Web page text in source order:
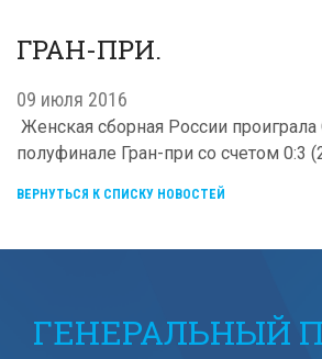
ГРАН-ПРИ.
09 июля 2016
Женская сборная России
полуфинале Гран-при со счетом 0:3
ВЕРНУТЬСЯ К СПИСКУ НОВОСТЕЙ
ГЕНЕРАЛЬНЫЙ